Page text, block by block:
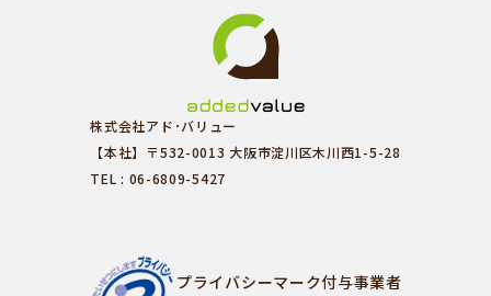
株式会社アド･バリュー
【本社】〒532-0013 大阪市淀川区木川西1-5-28
TEL : 06-6809-5427
プライバシーマーク付与事業者